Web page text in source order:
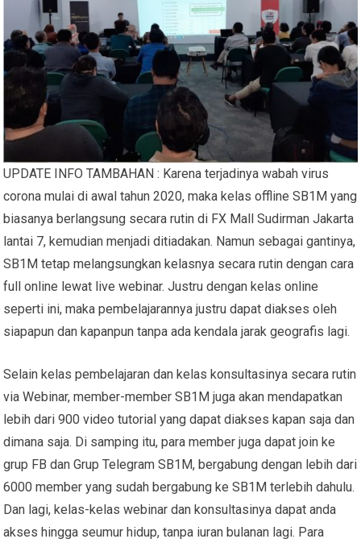
UPDATE INFO TAMBAHAN : Karena terjadinya wabah virus
corona mulai di awal tahun 2020, maka kelas offline SB1M yang
biasanya berlangsung secara rutin di FX Mall Sudirman Jakarta
lantai 7, kemudian menjadi ditiadakan. Namun sebagai gantinya,
SB1M tetap melangsungkan kelasnya secara rutin dengan cara
full online lewat live webinar. Justru dengan kelas online
seperti ini, maka pembelajarannya justru dapat diakses oleh
siapapun dan kapanpun tanpa ada kendala jarak geografis lagi.
Selain kelas pembelajaran dan kelas konsultasinya secara rutin
via Webinar, member-member SB1M juga akan mendapatkan
lebih dari 900 video tutorial yang dapat diakses kapan saja dan
dimana saja. Di samping itu, para member juga dapat join ke
grup FB dan Grup Telegram SB1M, bergabung dengan lebih dari
6000 member yang sudah bergabung ke SB1M terlebih dahulu.
Dan lagi, kelas-kelas webinar dan konsultasinya dapat anda
akses hingga seumur hidup, tanpa iuran bulanan lagi. Para